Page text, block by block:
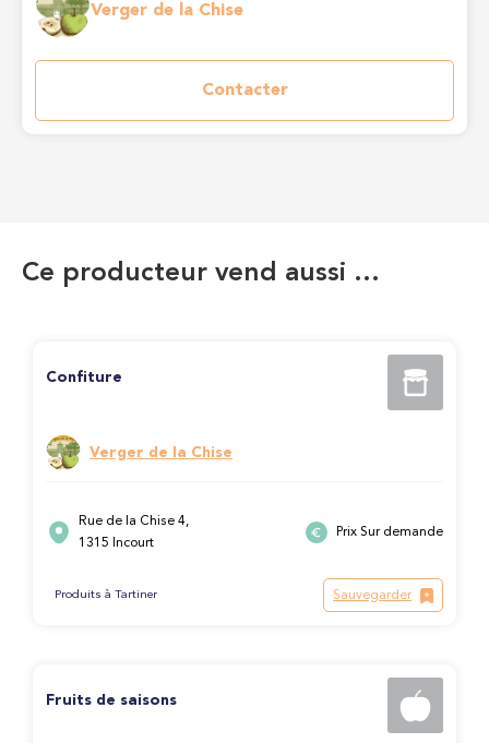
Verger de la Chise
Contacter
Ce producteur vend aussi …
Confiture
Verger de la Chise
Rue de la Chise 4,
1315 Incourt
Prix Sur demande
Produits à Tartiner Sauvegarder
Fruits de saisons